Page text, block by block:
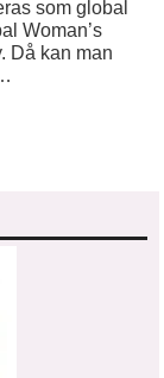
som global
Woman’s
Då kan man